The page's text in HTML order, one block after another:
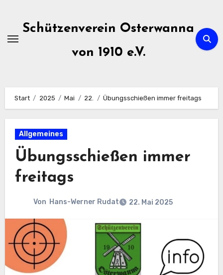
springenSchützenverein Osterwanna
von 1910 e.V.
Start 2025 Mai 22. Übungsschießen immer freitags
Allgemeines
Übungsschießen immer
freitags
Von Hans-Werner Rudat 22. Mai 2025